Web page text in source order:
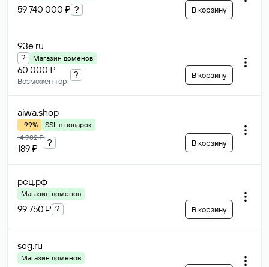
59 740 000 ₽ ? В корзину
93e.ru
? Магазин доменов
60 000 ₽
Возможен торг
? В корзину
aiwa.shop
-99%
SSL в подарок
14 982 ₽
189 ₽
? В корзину
рец.рф
Магазин доменов
99 750 ₽ ? В корзину
scg.ru
Магазин доменов